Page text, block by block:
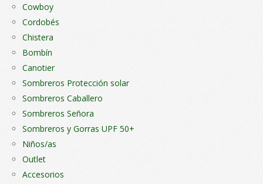
Cowboy
Cordobés
Chistera
Bombín
Canotier
Sombreros Protección solar
Sombreros Caballero
Sombreros Señora
Sombreros y Gorras UPF 50+
Niños/as
Outlet
Accesorios